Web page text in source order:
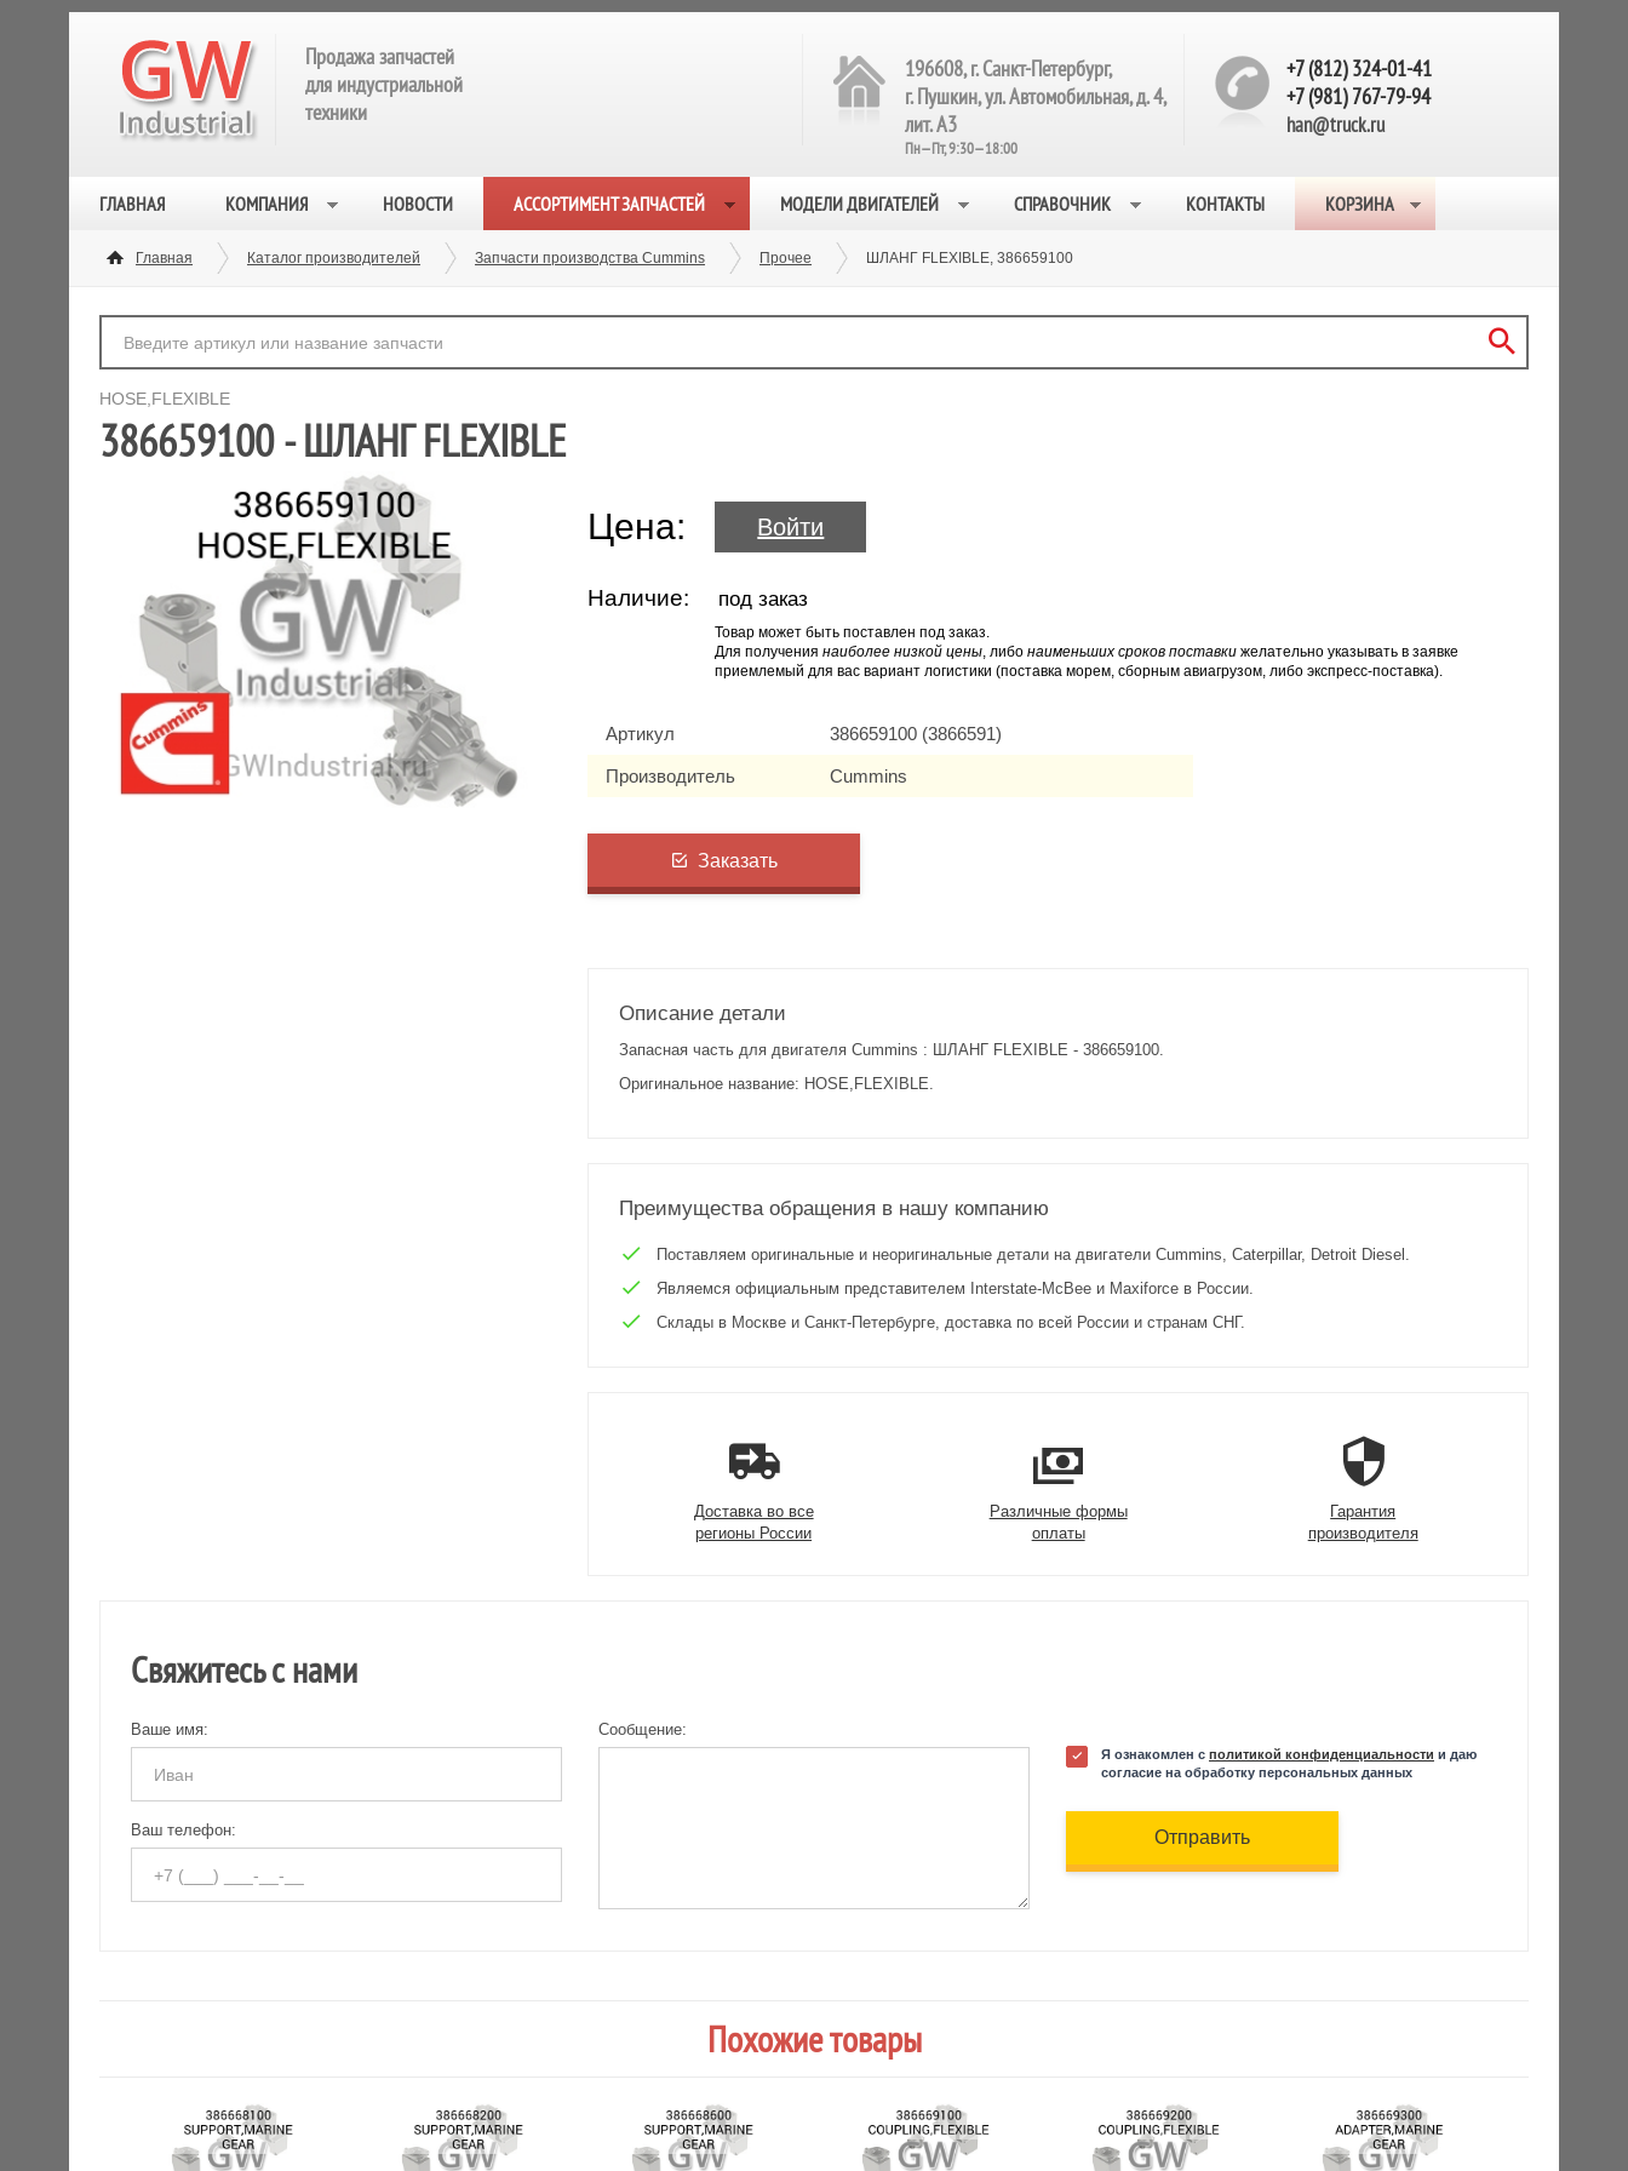
Продажа запчастей
для индустриальной
техники
196608, г. Санкт-Петербург,
г. Пушкин, ул. Автомобильная, д. 4,
лит. А3
Пн—Пт, 9:30—18:00
+7 (812) 324-01-41
+7 (981) 767-79-94
han@truck.ru
ГЛАВНАЯ КОМПАНИЯ НОВОСТИ АССОРТИМЕНТ ЗАПЧАСТЕЙ МОДЕЛИ ДВИГАТЕЛЕЙ СПРАВОЧНИК КОНТАКТЫ КОРЗИНА
Главная Каталог производителей Запчасти производства Cummins Прочее ШЛАНГ FLEXIBLE, 386659100
HOSE,FLEXIBLE
386659100 - ШЛАНГ FLEXIBLE
Цена: Войти
Наличие: под заказ
Товар может быть поставлен под заказ.
Для получениянаиболее низкой цены, либонаименьших сроков поставки желательно указывать в заявке
приемлемый для вас вариант логистики (поставка морем, сборным авиагрузом, либо экспресс-поставка).
Артикул 386659100 (3866591)
Производитель Cummins
Заказать
Описание детали
Запасная часть для двигателя Cummins : ШЛАНГ FLEXIBLE - 386659100.
Оригинальное название: HOSE,FLEXIBLE.
Преимущества обращения в нашу компанию
Поставляем оригинальные и неоригинальные детали на двигатели Cummins, Caterpillar, Detroit Diesel.
Являемся официальным представителем Interstate-McBee и Maxiforce в России.
Склады в Москве и Санкт-Петербурге, доставка по всей России и странам СНГ.
Доставка во все
регионы России
Различные формы
оплаты
Гарантия
производителя
Свяжитесь с нами
Ваше имя:
Ваш телефон:
Сообщение:
Я ознакомлен с политикой конфиденциальности и даю
согласие на обработку персональных данных
Отправить
Похожие товары